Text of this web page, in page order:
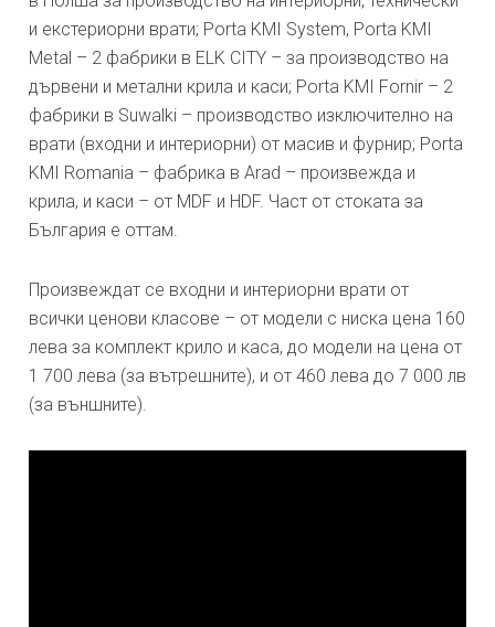
и екстериорни врати; Porta KMI System, Porta KMI
Metal – 2 фабрики в ELK CITY – за производство на
дървени и метални крила и каси; Porta KMI Fornir – 2
фабрики в Suwalki – производство изключително на
врати (входни и интериорни) от масив и фурнир; Porta
KMI Romania – фабрика в Arad – произвежда и
крила, и каси – от MDF и HDF. Част от стоката за
България е оттам.
Произвеждат се входни и интериорни врати от
всички ценови класове – от модели с ниска цена 160
лева за комплект крило и каса, до модели на цена от
1 700 лева (за вътрешните), и от 460 лева до 7 000 лв
(за външните).